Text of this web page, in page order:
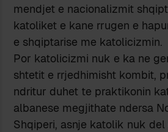
mendjet e nacionalizmit
katoliket e kane rrugen e
e shqiptarise me katolicizmin.
Por katolicizmi nuk e ka ne
shtetit e rrjedhimisht kombit,
ndritur duhet te praktikonin
albanese megjithate ndersa
Shqiperi, asnje katolik nuk